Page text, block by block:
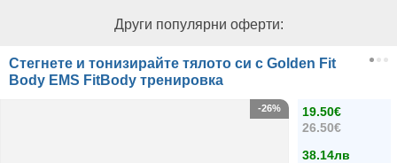
Други популярни оферти:
Стегнете и тонизирайте тялото си с Golden Fit
Body EMS FitBody тренировка
19.50€
26.50€
38.14лв
-26%